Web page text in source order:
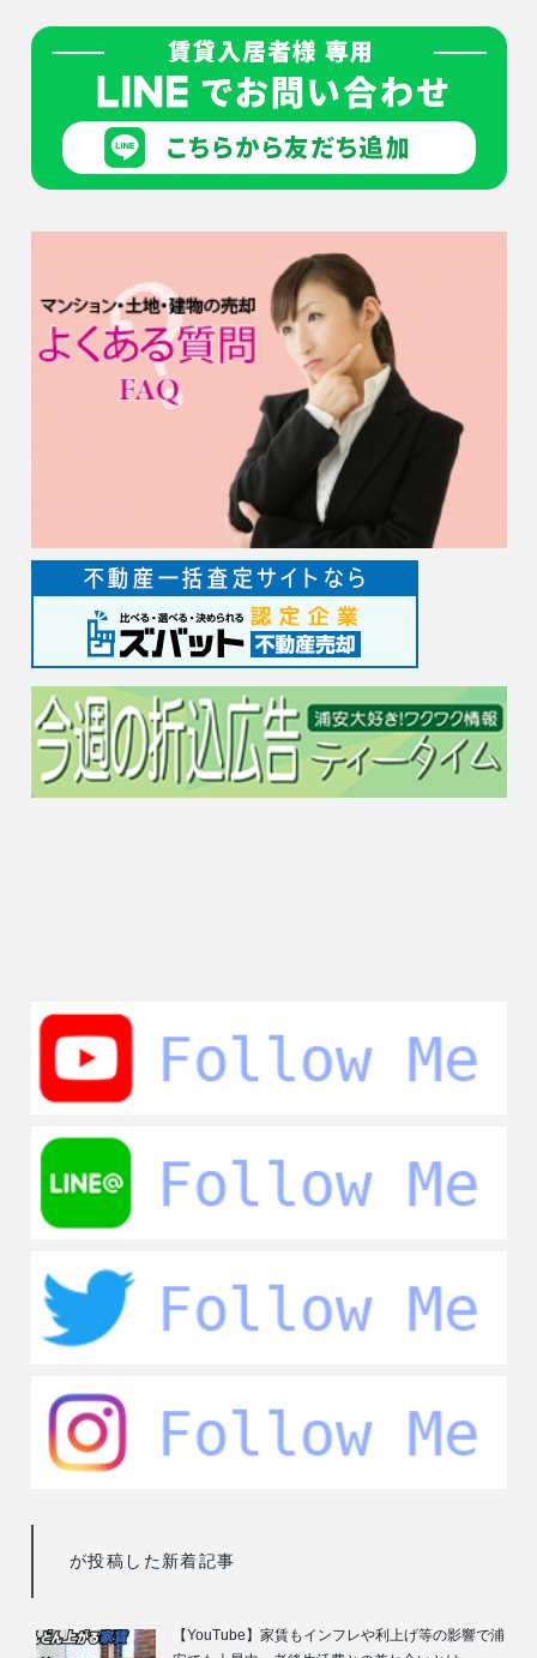
が投稿した新着記事
【YouTube】家賃もインフレや利上げ等の影響で浦